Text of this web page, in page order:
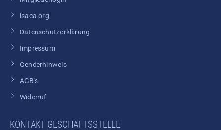
isaca.org
Datenschutzerklärung
Impressum
Genderhinweis
AGB's
Widerruf
KONTAKT GESCHÄFTSSTELLE